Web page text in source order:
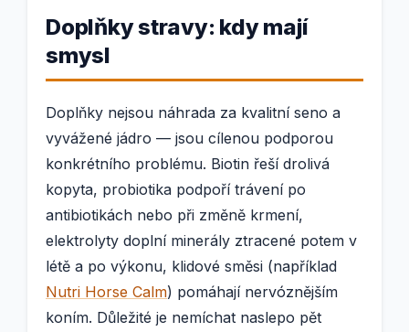
Doplňky stravy: kdy mají
smysl
Doplňky nejsou náhrada za kvalitní seno a
vyvážené jádro — jsou cílenou podporou
konkrétního problému. Biotin řeší drolivá
kopyta, probiotika podpoří trávení po
antibiotikách nebo při změně krmení,
elektrolyty doplní minerály ztracené potem v
létě a po výkonu, klidové směsi (například
Nutri Horse Calm) pomáhají nervóznějším
koním. Důležité je nemíchat naslepo pět